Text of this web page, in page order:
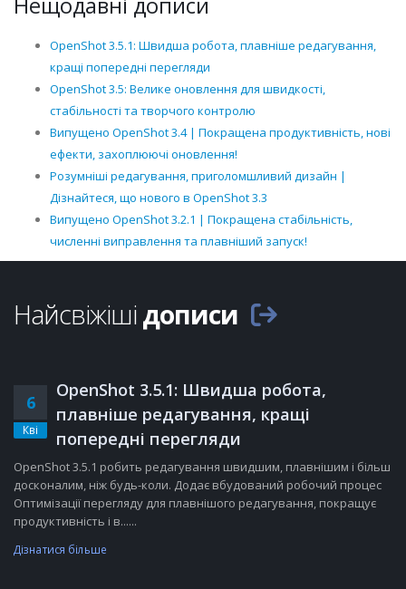
OpenShot 3.5.1: Швидша робота, плавніше редагування,
кращі попередні перегляди
OpenShot 3.5: Велике оновлення для швидкості,
стабільності та творчого контролю
Випущено OpenShot 3.4 | Покращена продуктивність, нові
ефекти, захоплюючі оновлення!
Розумніші редагування, приголомшливий дизайн |
Дізнайтеся, що нового в OpenShot 3.3
Випущено OpenShot 3.2.1 | Покращена стабільність,
численні виправлення та плавніший запуск!
Найсвіжішідописи
6
Кві
OpenShot 3.5.1: Швидша робота,
плавніше редагування, кращі
попередні перегляди
OpenShot 3.5.1 робить редагування швидшим, плавнішим і більш
досконалим, ніж будь-коли. Додає вбудований робочий процес
Оптимізації перегляду для плавнішого редагування, покращує
продуктивність і в......
Дізнатися більше